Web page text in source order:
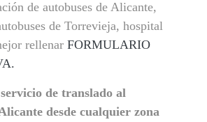
de autobuses de Alicante,
de Torrevieja, hospital
rellenar FORMULARIO
de translado al
desde cualquier zona